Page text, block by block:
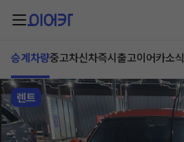
승계차량중고차신차즉시출고이어카소식
렌트